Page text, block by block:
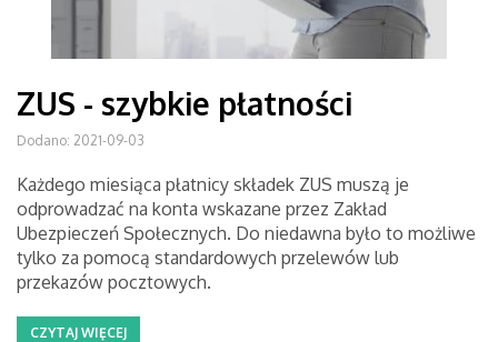
ZUS - szybkie płatności
Dodano: 2021-09-03
Każdego miesiąca płatnicy składek ZUS muszą je
odprowadzać na konta wskazane przez Zakład
Ubezpieczeń Społecznych. Do niedawna było to możliwe
tylko za pomocą standardowych przelewów lub
przekazów pocztowych.
CZYTAJ WIĘCEJ